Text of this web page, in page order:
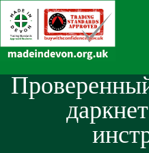
Skip
to
Content
Main
Navigation
Проверенный